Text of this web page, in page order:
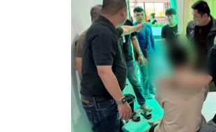
อาชญากรรมสูงของประเทศ